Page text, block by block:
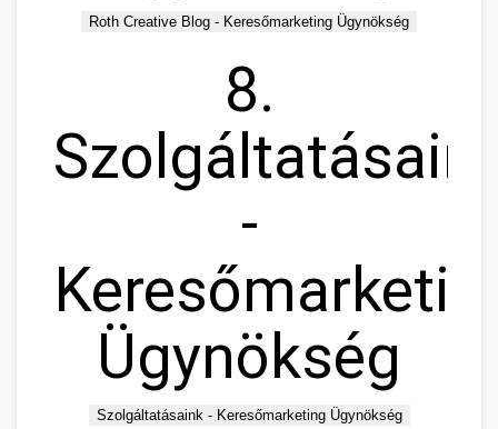
Roth Creative Blog - Keresőmarketing Ügynökség
8.
-
Ügynökség
Szolgáltatásaink - Keresőmarketing Ügynökség